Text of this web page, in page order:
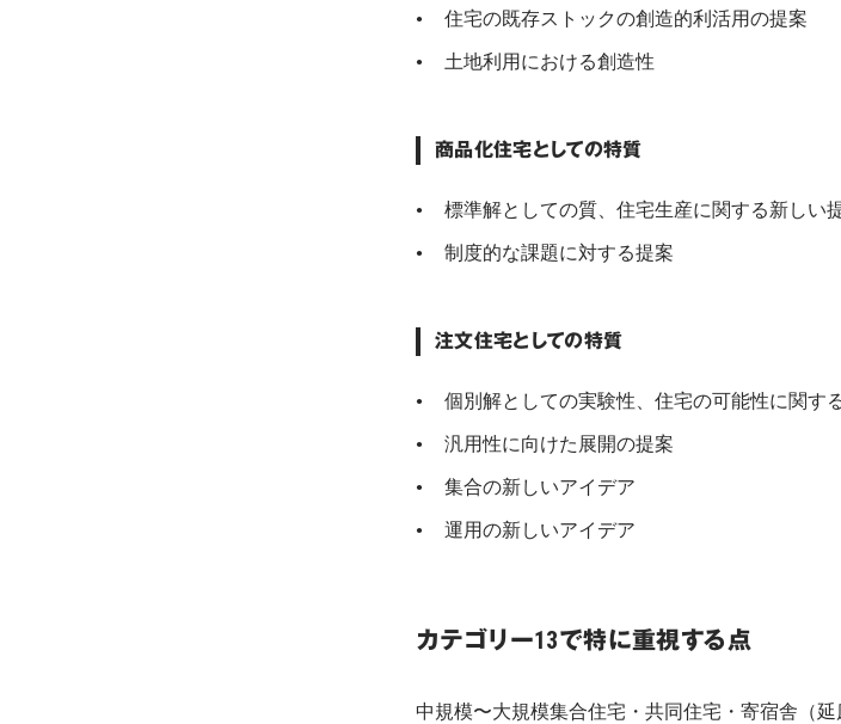
住宅の既存ストックの創造的利活用の提案
土地利用における創造性
商品化住宅としての特質
標準解としての質、住宅生産に関する新しい
制度的な課題に対する提案
注文住宅としての特質
個別解としての実験性、住宅の可能性に関す
汎用性に向けた展開の提案
集合の新しいアイデア
運用の新しいアイデア
カテゴリー13で特に重視する点
中規模〜大規模集合住宅・共同住宅・寄宿舎（